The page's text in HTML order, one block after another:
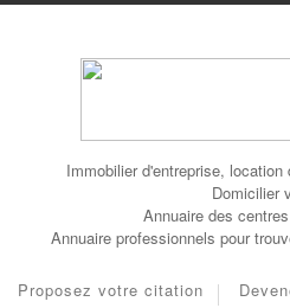
Immobilier d'entreprise,
Domicilier
Annuaire des
Annuaire professionnels pour
Proposez votre citation